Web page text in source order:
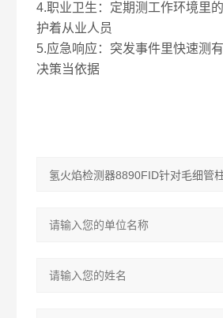
4.职业卫生：定期测工作环境里
护着从业人员
5.应急响应：突发事件里快速测
决策当依据